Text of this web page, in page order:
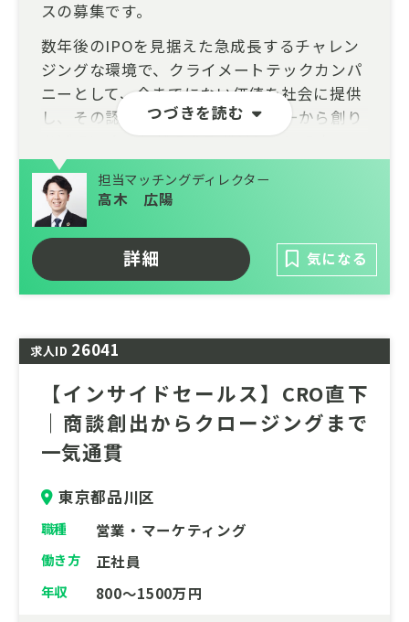
つづきを読む
スの募集です。
数年後のIPOを見据えた急成長するチャレン
ジングな環境で、クライメートテックカンパ
ニーとして、今までにない価値を社会に提供
し、その認知やブランディングを一から創り
あげていくことができるポジションです。
大手企業と中長期的に関係を構築しながら提
案を行ってきたご経験を活かして、日本企業
の脱炭素を推進していきませんか？ご応募お
待ちしております。
担当マッチングディレクター
高木 広陽
詳細 気になる
求人ID 26041
【インサイドセールス】CRO直下
｜商談創出からクロージングまで
一気通貫
東京都品川区
職種 営業・マーケティング
働き方 正社員
年収 800～1500万円